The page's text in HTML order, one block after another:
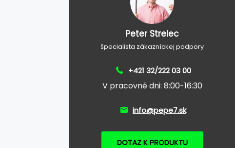
Peter Strelec
špecialista zákazníckej podpory
+421 32/222 03 00
V pracovné dni: 8:00-16:30
info@pepe7.sk
DOTAZ K PRODUKTU